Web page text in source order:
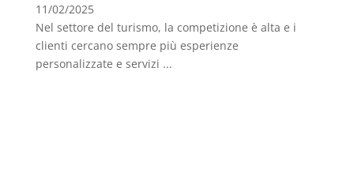
11/02/2025
Nel settore del turismo, la competizione è alta e i
clienti cercano sempre più esperienze
personalizzate e servizi ...